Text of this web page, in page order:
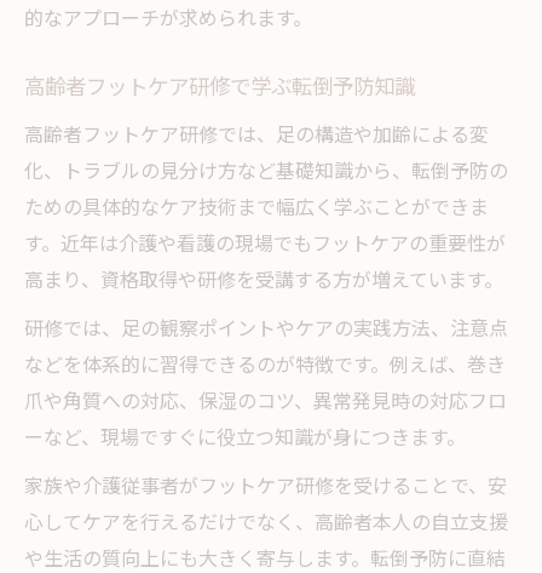
的なアプローチが求められます。
高齢者フットケア研修で学ぶ転倒予防知識
高齢者フットケア研修では、足の構造や加齢による変
化、トラブルの見分け方など基礎知識から、転倒予防の
ための具体的なケア技術まで幅広く学ぶことができま
す。近年は介護や看護の現場でもフットケアの重要性が
高まり、資格取得や研修を受講する方が増えています。
研修では、足の観察ポイントやケアの実践方法、注意点
などを体系的に習得できるのが特徴です。例えば、巻き
爪や角質への対応、保湿のコツ、異常発見時の対応フロ
ーなど、現場ですぐに役立つ知識が身につきます。
家族や介護従事者がフットケア研修を受けることで、安
心してケアを行えるだけでなく、高齢者本人の自立支援
や生活の質向上にも大きく寄与します。転倒予防に直結